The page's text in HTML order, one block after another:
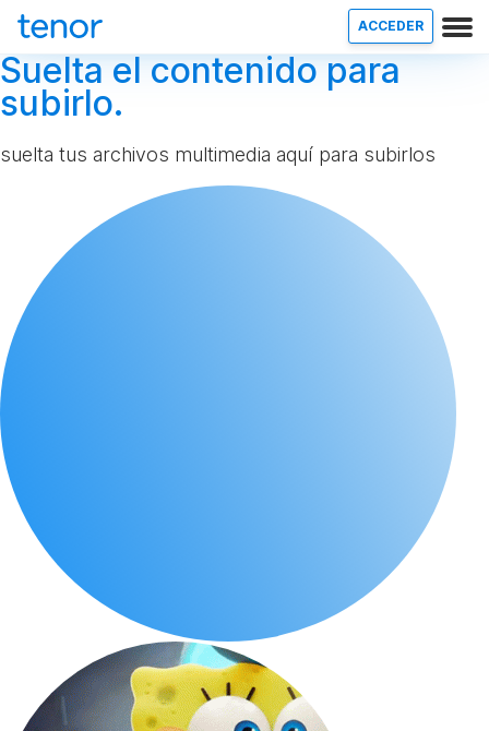
ACCEDER
Suelta el contenido para
subirlo.
suelta tus archivos multimedia aquí para subirlos